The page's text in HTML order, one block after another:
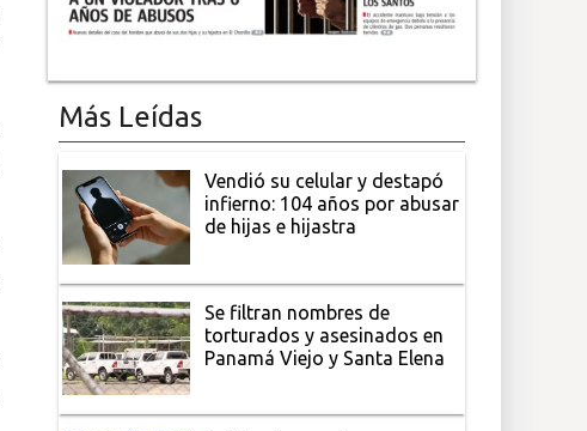
Más Leídas
Vendió su celular y destapó
infierno: 104 años por abusar
de hijas e hijastra
Se filtran nombres de
torturados y asesinados en
Panamá Viejo y Santa Elena